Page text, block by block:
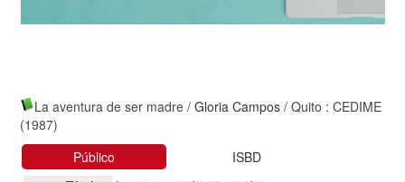
La aventura de ser madre /Gloria Campos / Quito : CEDIME
(1987)
Público
ISBD